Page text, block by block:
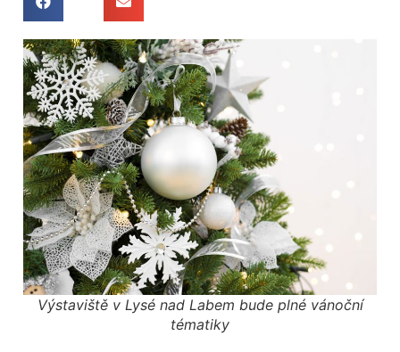
Výstaviště v Lysé nad Labem bude plné vánoční
tématiky